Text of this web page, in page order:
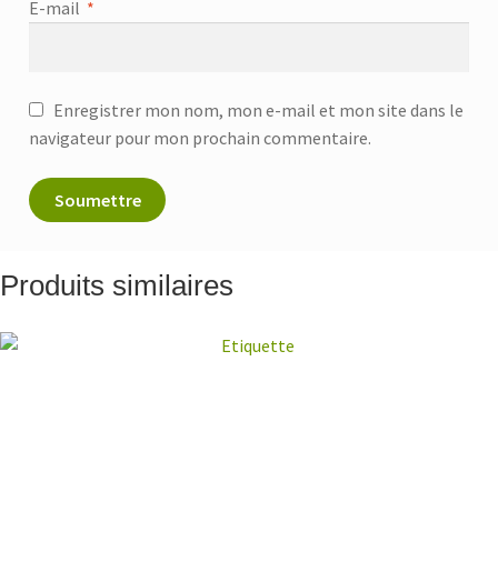
E-mail *
Enregistrer mon nom, mon e-mail et mon site dans le
navigateur pour mon prochain commentaire.
Produits similaires